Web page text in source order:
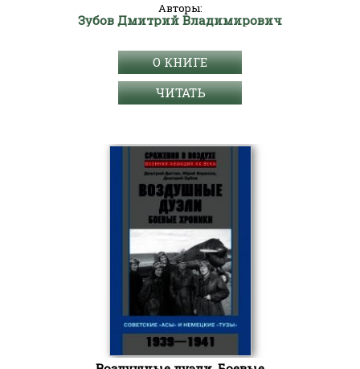
Авторы:
Зубов Дмитрий Владимирович
О КНИГЕ
ЧИТАТЬ